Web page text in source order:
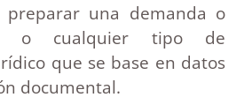
una demanda o
o cualquier tipo de
que se base en datos
documental.